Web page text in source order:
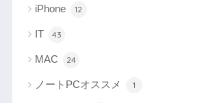
iPhone 12
IT 43
MAC 24
ノートPCオススメ 1